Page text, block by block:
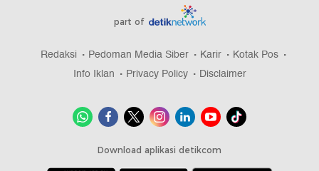
part of
Redaksi Pedoman Media Siber Karir
Kotak Pos
Info Iklan
Privacy Policy Disclaimer
Download aplikasi detikcom